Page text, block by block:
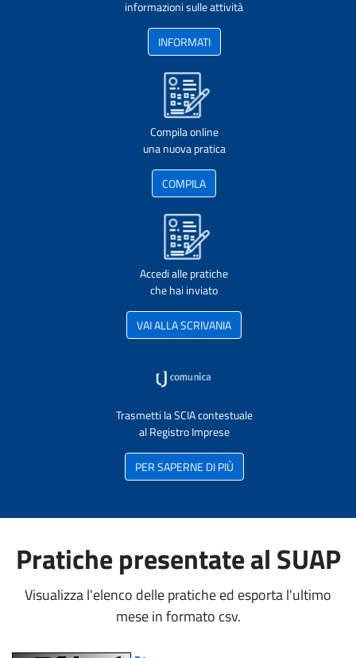
informazioni sulle attività
INFORMATI
Compila online
una nuova pratica
COMPILA
Accedi alle pratiche
che hai inviato
VAI ALLA SCRIVANIA
Trasmetti la SCIA contestuale
al Registro Imprese
PER SAPERNE DI PIÙ
Pratiche presentate al SUAP
Visualizza l'elenco delle pratiche ed esporta l'ultimo
mese in formato csv.